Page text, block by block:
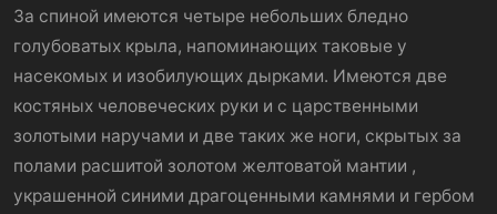
За спиной имеются четыре небольших бледно
голубоватых крыла, напоминающих таковые у
насекомых и изобилующих дырками. Имеются две
костяных человеческих руки и с царственными
золотыми наручами и две таких же ноги, скрытых за
полами расшитой золотом желтоватой мантии ,
украшенной синими драгоценными камнями и гербом